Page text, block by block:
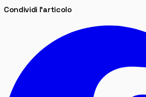
Condividi l'articolo